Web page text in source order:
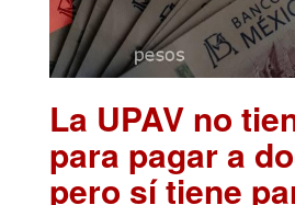
La UPAV no
para pagar a
pero sí tiene